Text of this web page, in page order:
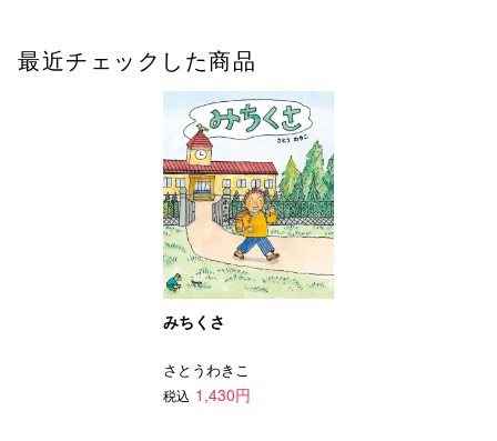
最近チェックした商品
みちくさ
さとうわきこ
税込 1,430円